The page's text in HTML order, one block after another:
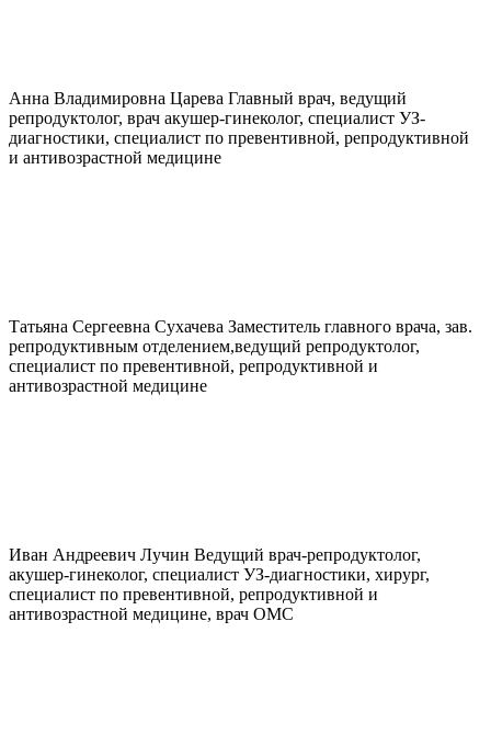
Анна Владимировна Царева Главный врач, ведущий
репродуктолог, врач акушер-гинеколог, специалист УЗ-
диагностики, специалист по превентивной, репродуктивной
и антивозрастной медицине
Татьяна Сергеевна Сухачева Заместитель главного врача, зав.
репродуктивным отделением,ведущий репродуктолог,
специалист по превентивной, репродуктивной и
антивозрастной медицине
Иван Андреевич Лучин Ведущий врач-репродуктолог,
акушер-гинеколог, специалист УЗ-диагностики, хирург,
специалист по превентивной, репродуктивной и
антивозрастной медицине, врач ОМС